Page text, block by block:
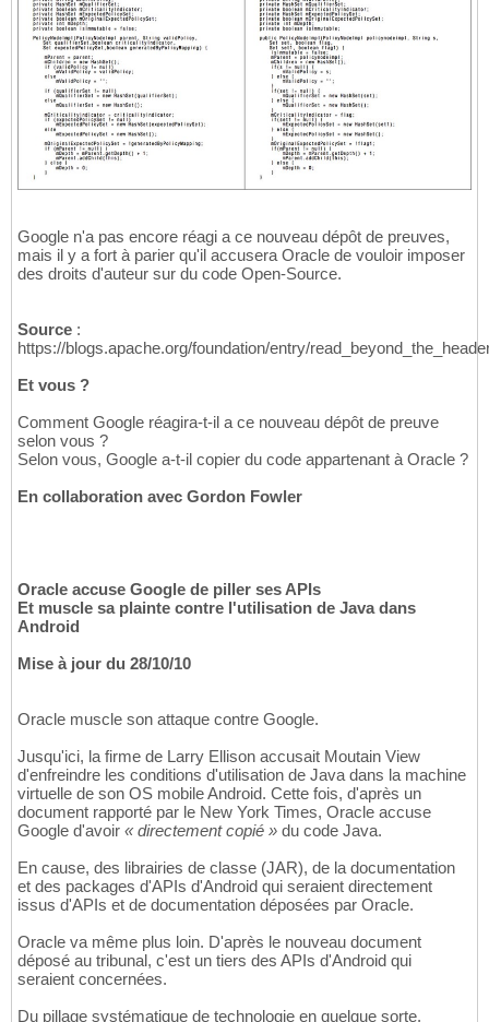
Google n'a pas encore réagi a ce nouveau dépôt de preuves,
mais il y a fort à parier qu'il accusera Oracle de vouloir imposer
des droits d'auteur sur du code Open-Source.
Source :
https://blogs.apache.org/foundation/entry/
Et vous ?
Comment Google réagira-t-il a ce nouveau dépôt de preuve
selon vous ?
Selon vous, Google a-t-il copier du code appartenant à Oracle ?
En collaboration avec Gordon Fowler
Oracle accuse Google de piller ses APIs
Et muscle sa plainte contre l'utilisation de Java dans
Android
Mise à jour du 28/10/10
Oracle muscle son attaque contre Google.
Jusqu'ici, la firme de Larry Ellison accusait Moutain View
d'enfreindre les conditions d'utilisation de Java dans la machine
virtuelle de son OS mobile Android. Cette fois, d'après un
document rapporté par le New York Times, Oracle accuse
Google d'avoir « directement copié » du code Java.
En cause, des librairies de classe (JAR), de la documentation
et des packages d'APIs d'Android qui seraient directement
issus d'APIs et de documentation déposées par Oracle.
Oracle va même plus loin. D'après le nouveau document
déposé au tribunal, c'est un tiers des APIs d'Android qui
seraient concernées.
Du pillage systématique de technologie en quelque sorte.